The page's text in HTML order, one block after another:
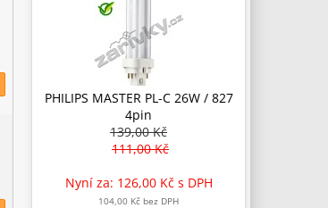
PHILIPS MASTER PL-C 26W / 827
4pin
139,00 Kč
111,00 Kč
Nyní za: 126,00 Kč s DPH
104,00 Kč bez DPH